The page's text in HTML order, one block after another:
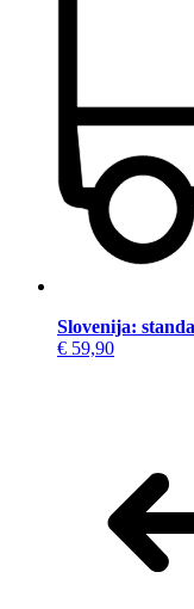
Slovenija:
€ 59,90